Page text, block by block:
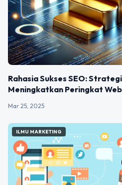
Rahasia Sukses SEO:
Meningkatkan Peringkat
Mar 25, 2025
ILMU MARKETING